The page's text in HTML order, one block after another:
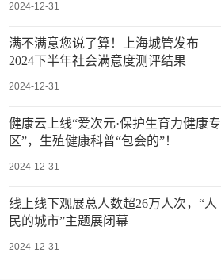
2024-12-31
满不满意您说了算！上海城管发布
2024下半年社会满意度测评结果
2024-12-31
健康云上线“爱次元·保护生育力健康专
区”，生殖健康科普“包会的”！
2024-12-31
线上线下观展总人数超26万人次，“人
民的城市”主题展闭幕
2024-12-31